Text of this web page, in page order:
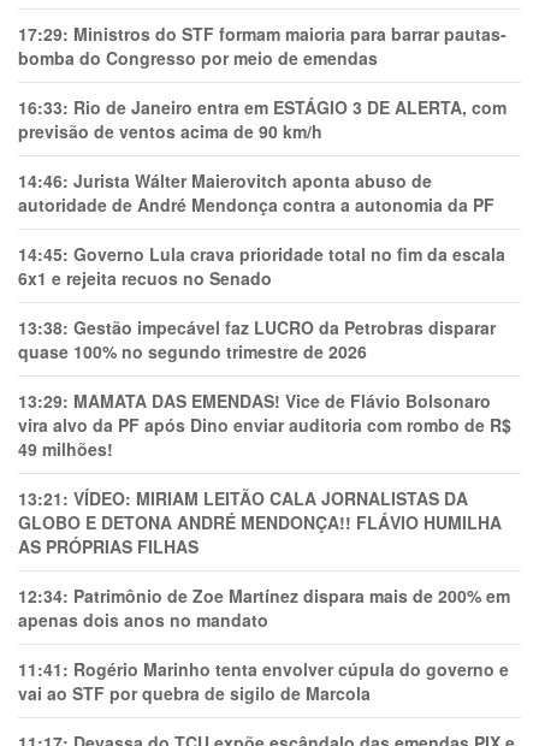
17:29: Ministros do STF formam maioria para barrar pautas-
bomba do Congresso por meio de emendas
16:33: Rio de Janeiro entra em ESTÁGIO 3 DE ALERTA, com
previsão de ventos acima de 90 km/h
14:46: Jurista Wálter Maierovitch aponta abuso de
autoridade de André Mendonça contra a autonomia da PF
14:45: Governo Lula crava prioridade total no fim da escala
6x1 e rejeita recuos no Senado
13:38: Gestão impecável faz LUCRO da Petrobras disparar
quase 100% no segundo trimestre de 2026
13:29: MAMATA DAS EMENDAS! Vice de Flávio Bolsonaro
vira alvo da PF após Dino enviar auditoria com rombo de R$
49 milhões!
13:21: VÍDEO: MIRIAM LEITÃO CALA JORNALISTAS DA
GLOBO E DETONA ANDRÉ MENDONÇA!! FLÁVIO HUMILHA
AS PRÓPRIAS FILHAS
12:34: Patrimônio de Zoe Martínez dispara mais de 200% em
apenas dois anos no mandato
11:41: Rogério Marinho tenta envolver cúpula do governo e
vai ao STF por quebra de sigilo de Marcola